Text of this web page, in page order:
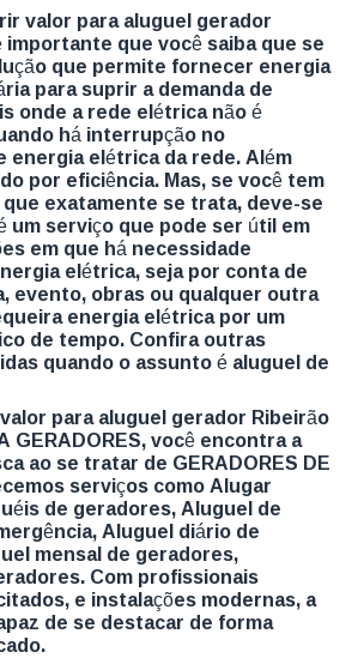
valor para aluguel gerador
importante que você saiba que se
que permite fornecer energia
para suprir a demanda de
onde a rede elétrica não é
há interrupção no
elétrica da rede. Além
por eficiência. Mas, se você tem
exatamente se trata, deve-se
um serviço que pode ser útil em
em que há necessidade
elétrica, seja por conta de
evento, obras ou qualquer outra
energia elétrica por um
de tempo. Confira outras
quando o assunto é aluguel de
para aluguel gerador Ribeirão
GERADORES, você encontra a
ao se tratar de GERADORES DE
serviços como Alugar
de geradores, Aluguel de
Aluguel diário de
mensal de geradores,
Com profissionais
e instalações modernas, a
de se destacar de forma